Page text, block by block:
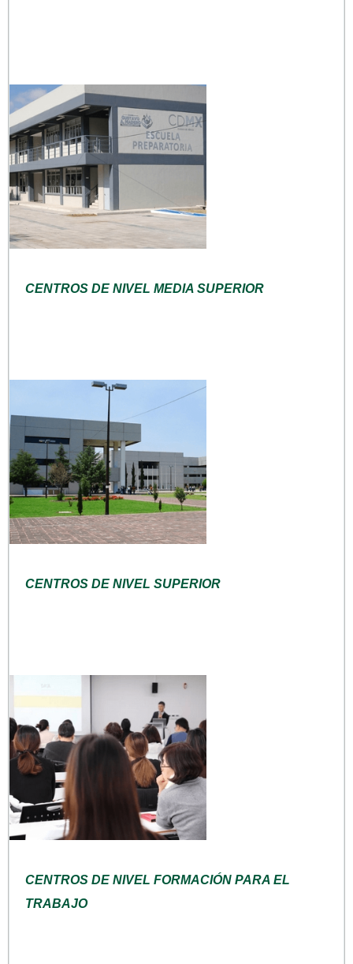
CENTROS DE NIVEL MEDIA SUPERIOR
CENTROS DE NIVEL SUPERIOR
CENTROS DE NIVEL FORMACIÓN PARA EL
TRABAJO